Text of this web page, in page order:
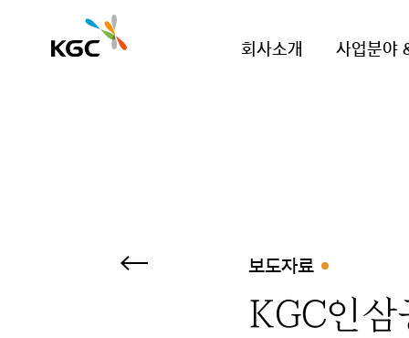
회사소개 사업분야
보도자료
KGC인삼